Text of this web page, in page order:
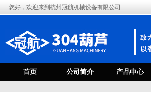
您好，欢迎来到杭州冠航机械设备有限公司
首页 公司简介 产品中心